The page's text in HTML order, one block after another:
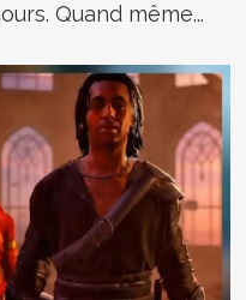
Quand même...